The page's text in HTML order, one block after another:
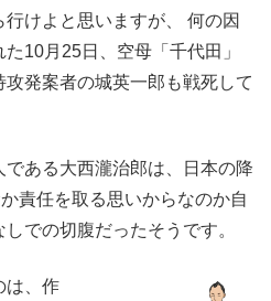
けよと思いますが、 何の因
10月25日、空母「千代田」
発案者の城英一郎も戦死して
ある大西瀧治郎は、日本の降
責任を取る思いからなのか自
での切腹だったそうです。
は、作